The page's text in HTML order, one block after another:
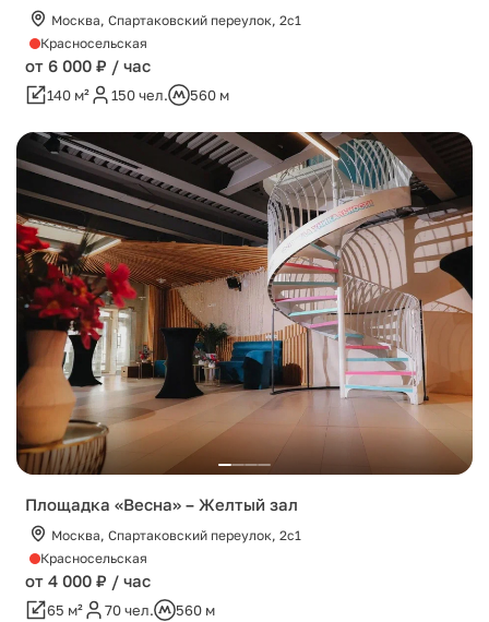
Москва, Спартаковский переулок, 2с1
Красносельская
от 6 000 ₽ / час
140 м² 150 чел. 560 м
Площадка «Весна» – Желтый зал
Москва, Спартаковский переулок, 2с1
Красносельская
от 4 000 ₽ / час
65 м² 70 чел. 560 м